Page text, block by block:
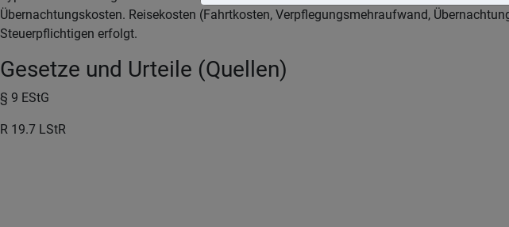
Übernachtungskosten. Reisekosten (Fahrtkosten, Verpflegungsmehraufwand,
Steuerpflichtigen erfolgt.
Gesetze und Urteile (Quellen)
§ 9 EStG
R 19.7 LStR